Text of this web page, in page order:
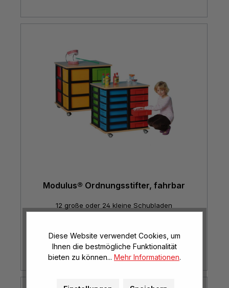
Modulus® Ordnungsstifter, fahrbar
12 große oder 24 kleine Schubladen
ab€ 440,00*
Diese Website verwendet Cookies, um
Ihnen die bestmögliche Funktionalität
bieten zu können... Mehr Informationen.